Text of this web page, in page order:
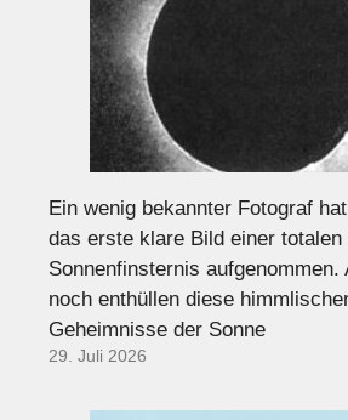
Ein wenig bekannter Fotograf
das erste klare Bild einer totalen
Sonnenfinsternis aufgenommen.
noch enthüllen diese
Geheimnisse der Sonne
29. Juli 2026